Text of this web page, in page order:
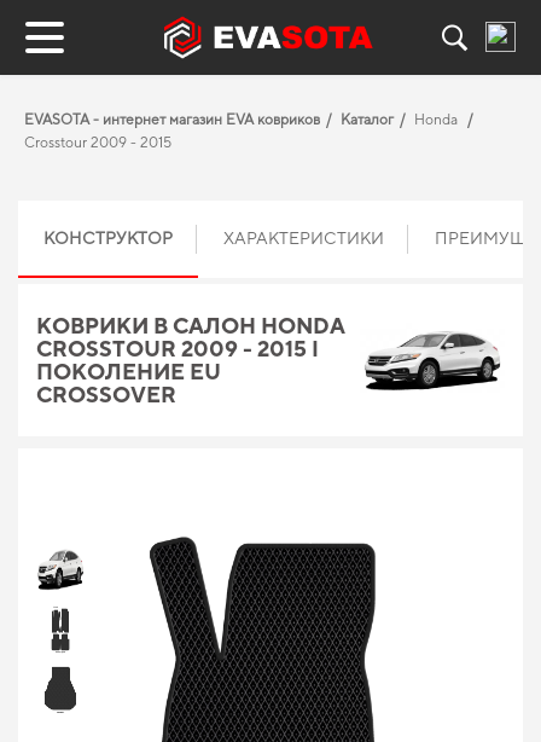
EVASOTA - интернет магазин EVA ковриков Каталог
Honda
Crosstour 2009 - 2015
КОНСТРУКТОР ХАРАКТЕРИСТИКИ
КОВРИКИ В САЛОН HONDA
CROSSTOUR 2009 - 2015 I
ПОКОЛЕНИЕ EU
CROSSOVER